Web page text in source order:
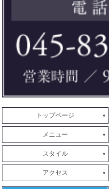
トップページ
メニュー
スタイル
アクセス